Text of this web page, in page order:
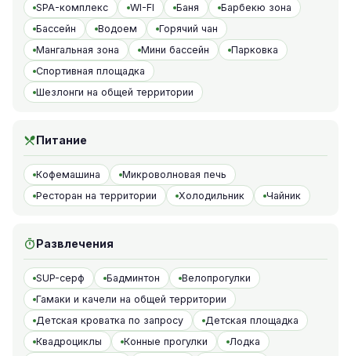
SPA-комплекс WI-FI Баня
Барбекю зона
Бассейн
Водоем
Горячий чан
Мангальная зона
Мини бассейн
Парковка
Спортивная площадка
Шезлонги на общей территории
Питание
Кофемашина
Микроволновая печь
Ресторан на территории
Холодильник Чайник
Развлечения
SUP-серф Бадминтон
Велопрогулки
Гамаки и качели на общей территории
Детская кроватка по запросу
Детская площадка
Квадроциклы
Конные прогулки
Лодка